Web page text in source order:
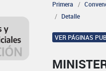
Primera
Detalle
VER PÁGINAS